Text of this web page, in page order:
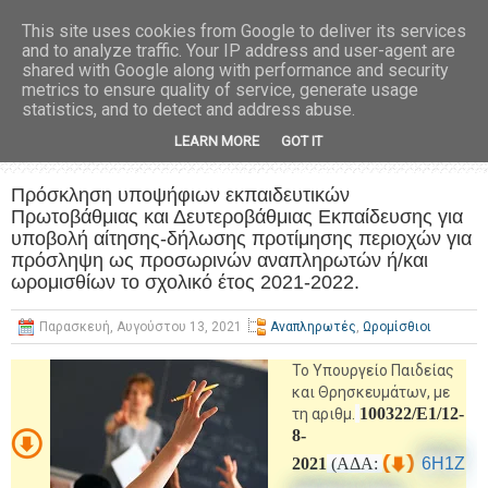
Πρόσκληση υποψήφιων εκπαιδευτικών
Πρωτοβάθμιας και Δευτεροβάθμιας Εκπαίδευσης για
υποβολή αίτησης-δήλωσης προτίμησης περιοχών για
πρόσληψη ως προσωρινών αναπληρωτών ή/και
ωρομισθίων το σχολικό έτος 2021-2022.
Παρασκευή, Αυγούστου 13, 2021 Αναπληρωτές, Ωρομίσθιοι
Το Υπουργείο Παιδείας
και Θρησκευμάτων, με
τη αριθμ. 100322/Ε1/12-
8-
2021 (ΑΔΑ:
6Η1Ζ
This site uses cookies from Google to deliver its services
and to analyze traffic. Your IP address and user-agent are
shared with Google along with performance and security
metrics to ensure quality of service, generate usage
statistics, and to detect and address abuse.
LEARN MORE GOT IT